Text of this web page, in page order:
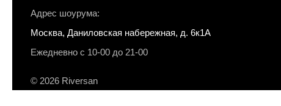
Адрес шоурума:
Москва, Даниловская набережная, д. 6к1А
Ежедневно с 10-00 до 21-00
© 2026 Riversan